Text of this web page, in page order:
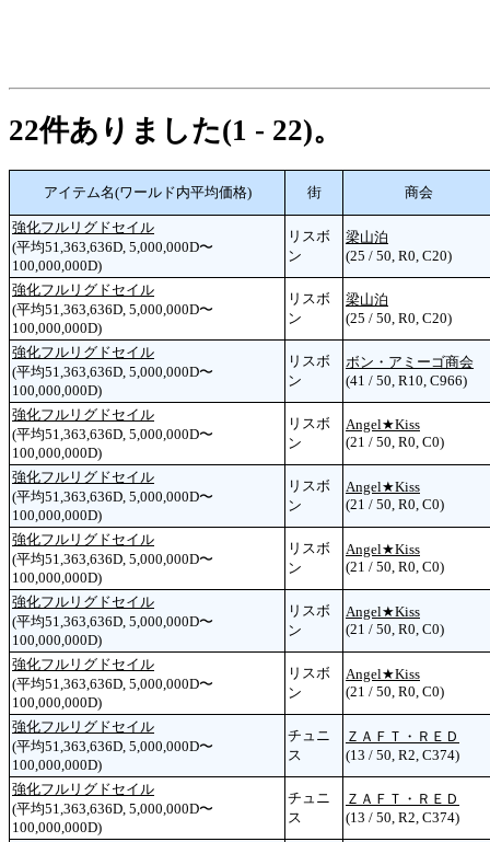
22件ありました(1 - 22)。
アイテム名(ワールド内平均価格) 街 商会
強化フルリグドセイル
(平均51,363,636D, 5,000,000D〜
100,000,000D)
リスボ
ン
梁山泊
(25 / 50, R0, C20)
強化フルリグドセイル
(平均51,363,636D, 5,000,000D〜
100,000,000D)
リスボ
ン
梁山泊
(25 / 50, R0, C20)
強化フルリグドセイル
(平均51,363,636D, 5,000,000D〜
100,000,000D)
リスボ
ン
ボン・アミーゴ商会
(41 / 50, R10, C966)
強化フルリグドセイル
(平均51,363,636D, 5,000,000D〜
100,000,000D)
リスボ
ン
Angel★Kiss
(21 / 50, R0, C0)
強化フルリグドセイル
(平均51,363,636D, 5,000,000D〜
100,000,000D)
リスボ
ン
Angel★Kiss
(21 / 50, R0, C0)
強化フルリグドセイル
(平均51,363,636D, 5,000,000D〜
100,000,000D)
リスボ
ン
Angel★Kiss
(21 / 50, R0, C0)
強化フルリグドセイル
(平均51,363,636D, 5,000,000D〜
100,000,000D)
リスボ
ン
Angel★Kiss
(21 / 50, R0, C0)
強化フルリグドセイル
(平均51,363,636D, 5,000,000D〜
100,000,000D)
リスボ
ン
Angel★Kiss
(21 / 50, R0, C0)
強化フルリグドセイル
(平均51,363,636D, 5,000,000D〜
100,000,000D)
チュニ
ス
ＺＡＦＴ・ＲＥＤ
(13 / 50, R2, C374)
強化フルリグドセイル
(平均51,363,636D, 5,000,000D〜
100,000,000D)
チュニ
ス
ＺＡＦＴ・ＲＥＤ
(13 / 50, R2, C374)